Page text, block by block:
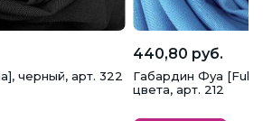
черный, арт. 322
440,80 руб.
Габардин Фуа
цвета, арт. 212